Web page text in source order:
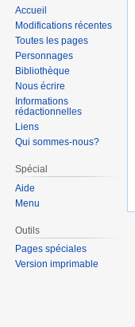
Accueil
Modifications récentes
Toutes les pages
Personnages
Bibliothèque
Nous écrire
Informations
rédactionnelles
Liens
Qui sommes-nous?
Spécial
Aide
Menu
Outils
Pages spéciales
Version imprimable